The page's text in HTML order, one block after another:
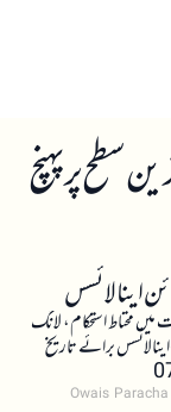
سطح پر پہنچ
اینالائسس
محتاط استحکام، لانگ
برائے تاریخ
Owais